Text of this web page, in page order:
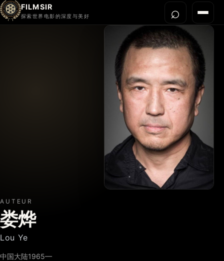
FILMSIR
探索世界电影的深度与美好 菜单
⌕打开
AUTEUR
娄烨
Lou Ye
中国大陆1965—